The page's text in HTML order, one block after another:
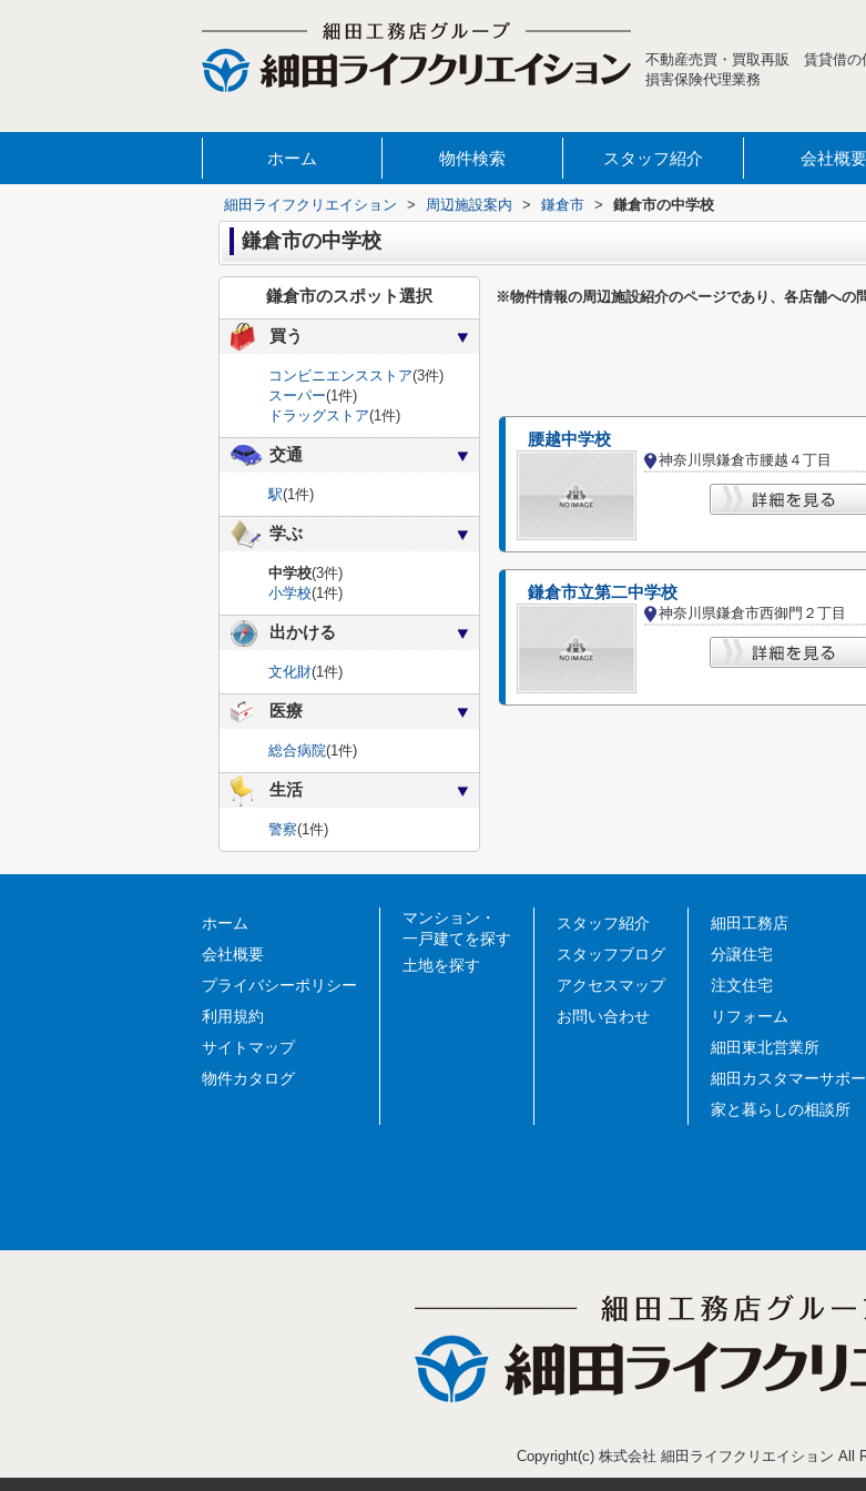
不動産売買・買取再販 賃貸借の
損害保険代理業務
ホーム 物件検索 スタッフ紹介 会社概要
細田ライフクリエイション > 周辺施設案内 > 鎌倉市 > 鎌倉市の中学校
鎌倉市の中学校
※物件情報の周辺施設紹介のページであり、各店舗への
腰越中学校
神奈川県鎌倉市腰越４丁目
鎌倉市立第二中学校
神奈川県鎌倉市西御門２丁目
鎌倉市のスポット選択
買う
コンビニエンスストア(3件)
スーパー(1件)
ドラッグストア(1件)
交通
駅(1件)
学ぶ
中学校(3件)
小学校(1件)
出かける
文化財(1件)
医療
総合病院(1件)
生活
警察(1件)
ホーム
会社概要
プライバシーポリシー
利用規約
サイトマップ
物件カタログ
マンション・
一戸建てを探す
土地を探す
スタッフ紹介
スタッフブログ
アクセスマップ
お問い合わせ
細田工務店
分譲住宅
注文住宅
リフォーム
細田東北営業所
細田カスタマーサポー
家と暮らしの相談所
Copyright(c) 株式会社 細田ライフクリエイション All